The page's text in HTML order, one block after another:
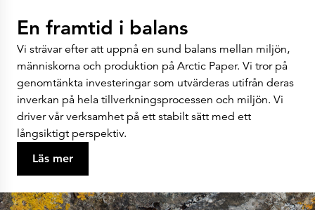
En framtid i balans
Vi strävar efter att uppnå en sund balans mellan miljön,
människorna och produktion på Arctic Paper. Vi tror på
genomtänkta investeringar som utvärderas utifrån deras
inverkan på hela tillverkningsprocessen och miljön. Vi
driver vår verksamhet på ett stabilt sätt med ett
långsiktigt perspektiv.
Läs mer